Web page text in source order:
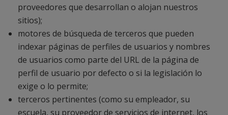
proveedores que desarrollan o alojan nuestros
sitios);
motores de búsqueda de terceros que pueden
indexar páginas de perfiles de usuarios y nombres
de usuarios como parte del URL de la página de
perfil de usuario por defecto o si la legislación lo
exige o lo permite;
terceros pertinentes (como su empleador, su
escuela, su proveedor de servicios de internet, los